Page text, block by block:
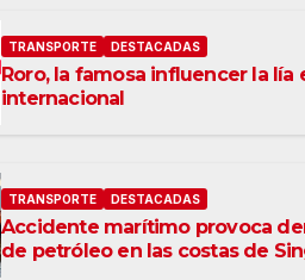
TRANSPORTE DESTACADAS
Roro, la famosa influencer la lía
internacional
TRANSPORTE DESTACADAS
Accidente marítimo provoca
de petróleo en las costas de